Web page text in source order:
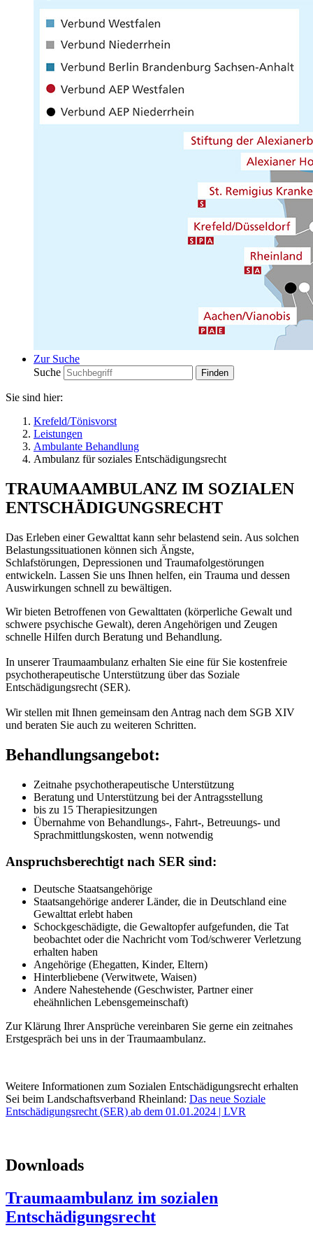
Zur Suche
Suche
Sie sind hier:
Krefeld/Tönisvorst
Leistungen
Ambulante Behandlung
Ambulanz für soziales Entschädigungsrecht
TRAUMAAMBULANZ IM SOZIALEN
ENTSCHÄDIGUNGSRECHT
Das Erleben einer Gewalttat kann sehr belastend sein. Aus solchen
Belastungssituationen können sich Ängste,
Schlafstörungen, Depressionen und Traumafolgestörungen
entwickeln. Lassen Sie uns Ihnen helfen, ein Trauma und dessen
Auswirkungen schnell zu bewältigen.
Wir bieten Betroffenen von Gewalttaten (körperliche Gewalt und
schwere psychische Gewalt), deren Angehörigen und Zeugen
schnelle Hilfen durch Beratung und Behandlung.
In unserer Traumaambulanz erhalten Sie eine für Sie kostenfreie
psychotherapeutische Unterstützung über das Soziale
Entschädigungsrecht (SER).
Wir stellen mit Ihnen gemeinsam den Antrag nach dem SGB XIV
und beraten Sie auch zu weiteren Schritten.
Behandlungsangebot:
Zeitnahe psychotherapeutische Unterstützung
Beratung und Unterstützung bei der Antragsstellung
bis zu 15 Therapiesitzungen
Übernahme von Behandlungs-, Fahrt-, Betreuungs- und
Sprachmittlungskosten, wenn notwendig
Anspruchsberechtigt nach SER sind:
Deutsche Staatsangehörige
Staatsangehörige anderer Länder, die in Deutschland eine
Gewalttat erlebt haben
Schockgeschädigte, die Gewaltopfer aufgefunden, die Tat
beobachtet oder die Nachricht vom Tod/schwerer Verletzung
erhalten haben
Angehörige (Ehegatten, Kinder, Eltern)
Hinterbliebene (Verwitwete, Waisen)
Andere Nahestehende (Geschwister, Partner einer
eheähnlichen Lebensgemeinschaft)
Zur Klärung Ihrer Ansprüche vereinbaren Sie gerne ein zeitnahes
Erstgespräch bei uns in der Traumaambulanz.
Weitere Informationen zum Sozialen Entschädigungsrecht erhalten
Sei beim Landschaftsverband Rheinland: Das neue Soziale
Entschädigungsrecht (SER) ab dem 01.01.2024 | LVR
Downloads
Traumaambulanz im sozialen
Entschädigungsrecht